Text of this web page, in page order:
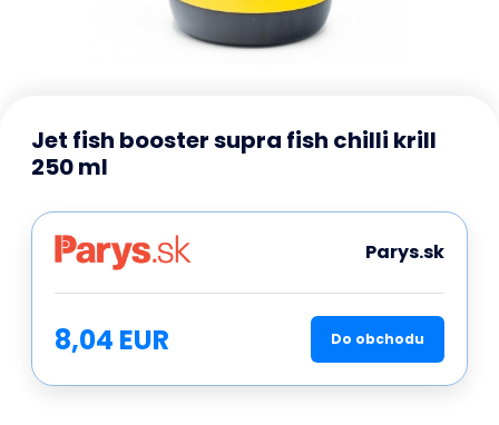
Jet fish booster supra fish chilli krill
250 ml
Parys.sk
8,04 EUR Do obchodu